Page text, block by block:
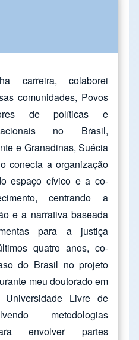
carreira, colaborei
comunidades, Povos
de políticas e
no Brasil,
e Granadinas, Suécia
conecta a organização
espaço cívico e a co-
centrando a
e a narrativa baseada
para a justiça
quatro anos, co-
do Brasil no projeto
meu doutorado em
Livre de
metodologias
envolver partes